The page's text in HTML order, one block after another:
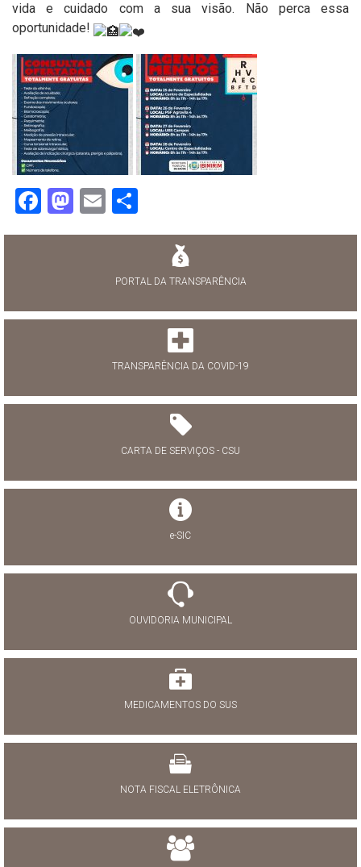
vida e cuidado com a sua visão. Não perca essa
oportunidade!
Facebook
Mastodon
Email
PORTAL DA TRANSPARÊNCIA
TRANSPARÊNCIA DA COVID-19
CARTA DE SERVIÇOS - CSU
e-SIC
OUVIDORIA MUNICIPAL
MEDICAMENTOS DO SUS
NOTA FISCAL ELETRÔNICA